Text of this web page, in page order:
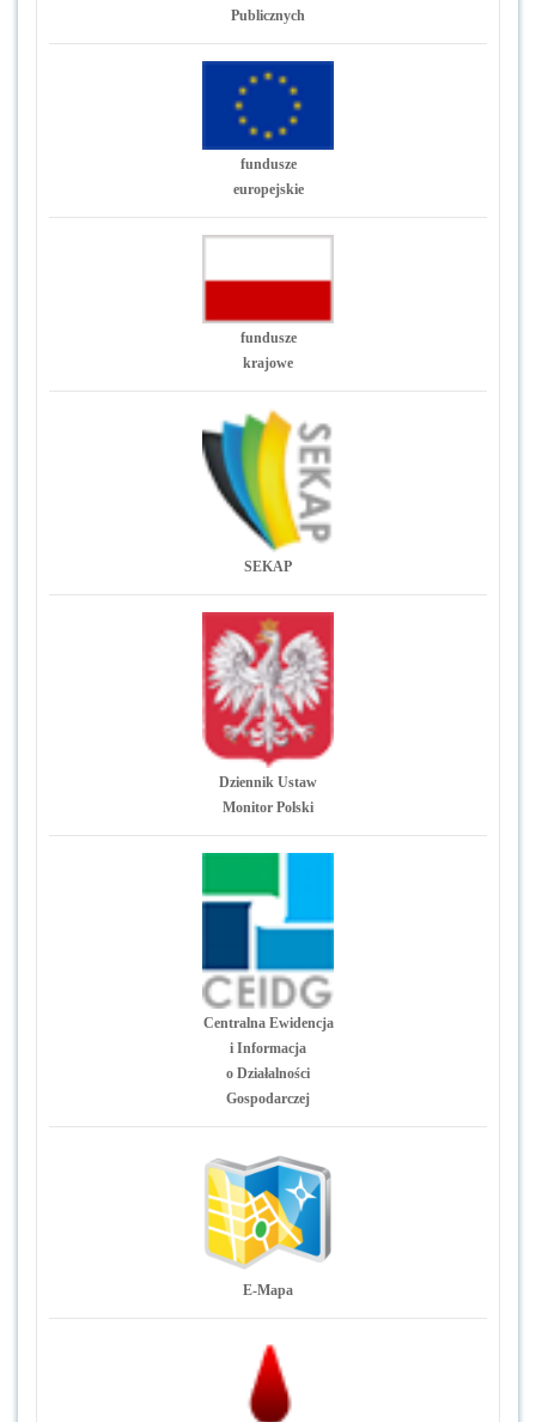
Publicznych
fundusze
europejskie
fundusze
krajowe
SEKAP
Dziennik Ustaw
Monitor Polski
Centralna Ewidencja
i Informacja
o Działalności
Gospodarczej
E-Mapa